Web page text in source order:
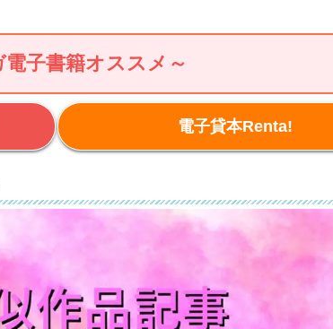
電子書籍オススメ～
電子貸本Renta!